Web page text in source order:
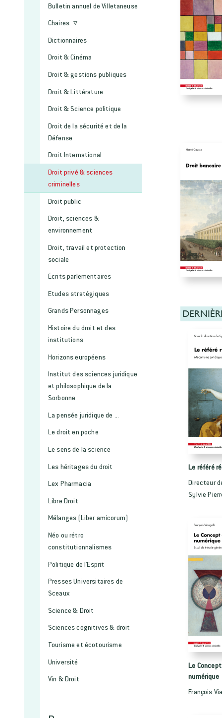
Bulletin annuel de Villetaneuse
Chaires
Dictionnaires
Droit & Cinéma
Droit & gestions publiques
Droit & Littérature
Droit & Science politique
Droit de la sécurité et de la
Défense
Droit International
Droit privé & sciences
criminelles
Droit public
Droit, sciences &
environnement
Droit, travail et protection
sociale
Écrits parlementaires
Etudes stratégiques
Grands Personnages
Histoire du droit et des
institutions
Horizons européens
Institut des sciences juridique
et philosophique de la
Sorbonne
La pensée juridique de ...
Le droit en poche
Le sens de la science
Les héritages du droit
Lex Pharmacia
Libre Droit
Mélanges (Liber amicorum)
Néo ou rétro
constitutionnalismes
Politique de l'Esprit
Presses Universitaires de
Sceaux
Science & Droit
Sciences cognitives & droit
Tourisme et écotourisme
Université
Vin & Droit
Le référé
Directeur
Sylvie
Le
numérique
François